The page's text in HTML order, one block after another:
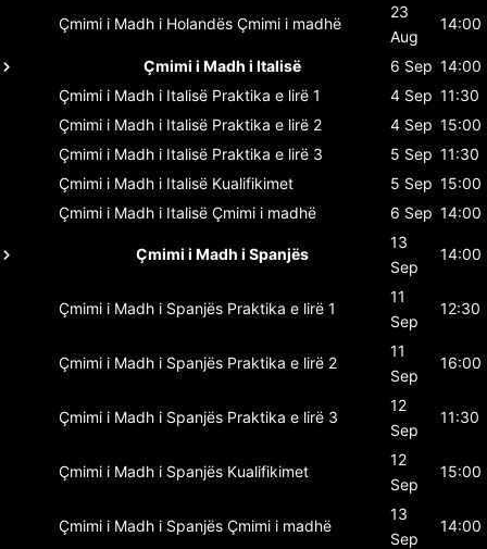
Çmimi i Madh i Holandës Çmimi i madhë
23
Aug
14:00
Çmimi i Madh i Italisë 6 Sep 14:00
Çmimi i Madh i Italisë Praktika e lirë 1 4 Sep 11:30
Çmimi i Madh i Italisë Praktika e lirë 2 4 Sep 15:00
Çmimi i Madh i Italisë Praktika e lirë 3 5 Sep 11:30
Çmimi i Madh i Italisë Kualifikimet 5 Sep 15:00
Çmimi i Madh i Italisë Çmimi i madhë 6 Sep 14:00
Çmimi i Madh i Spanjës
13
Sep
14:00
Çmimi i Madh i Spanjës Praktika e lirë 1
11
Sep
12:30
Çmimi i Madh i Spanjës Praktika e lirë 2
11
Sep
16:00
Çmimi i Madh i Spanjës Praktika e lirë 3
12
Sep
11:30
Çmimi i Madh i Spanjës Kualifikimet
12
Sep
15:00
Çmimi i Madh i Spanjës Çmimi i madhë
13
Sep
14:00